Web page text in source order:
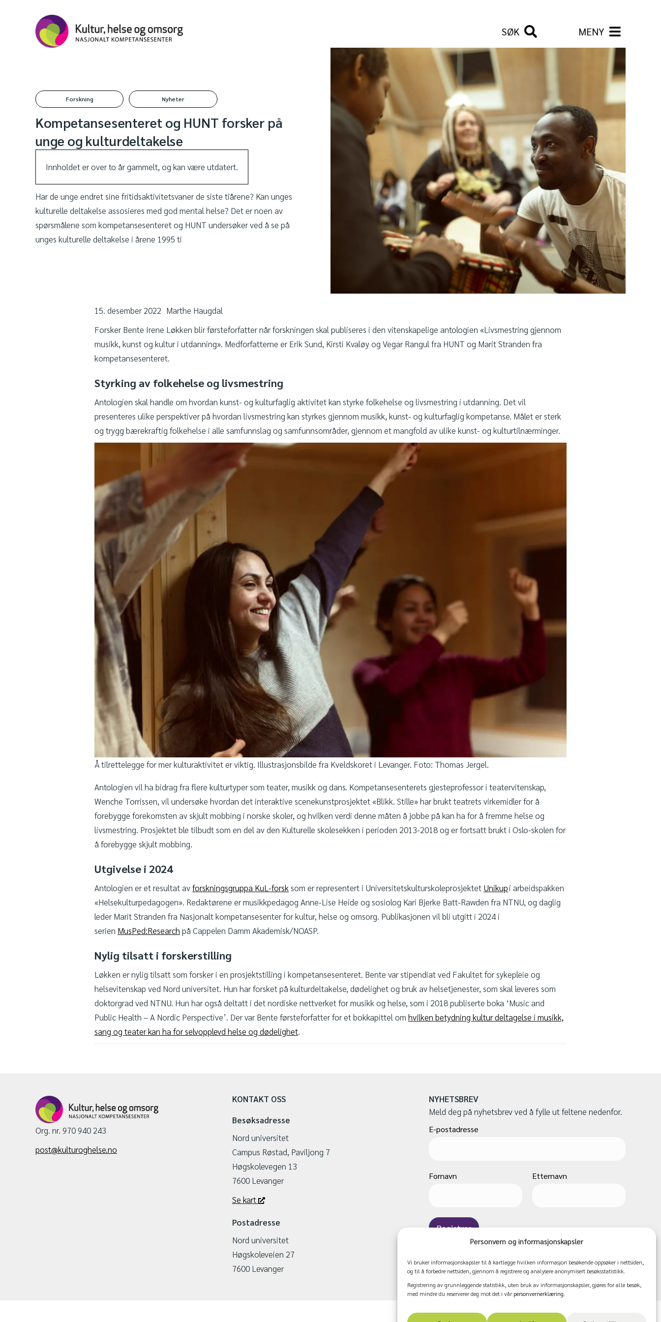
Personvern og informasjonskapsler
Vi bruker informasjonskapsler til å kartlegge hvilken informasjon besøkende oppsøker i nettsiden,
og til å forbedre nettsiden, gjennom å registrere og analysere anonymisert besøksstatistikk.
Registrering av grunnleggende statistikk, uten bruk av informasjonskapsler, gjøres for alle besøk,
med mindre du reserverer deg mot det i vår personvernerklæring
SØK MENY
Forskning Nyheter
Kompetansesenteret og HUNT forsker på
unge og kulturdeltakelse
Innholdet er over to år gammelt, og kan være utdatert.
Har de unge endret sine fritidsaktivitetsvaner de siste tiårene? Kan unges
kulturelle deltakelse assosieres med god mental helse? Det er noen av
spørsmålene som kompetansesenteret og HUNT undersøker ved å se på
unges kulturelle deltakelse i årene 1995 ti
15. desember 2022 Marthe Haugdal
Forsker Bente Irene Løkken blir førsteforfatter når forskningen skal publiseres i den vitenskapelige antologien «Livsmestring gjennom
musikk, kunst og kultur i utdanning». Medforfatterne er Erik Sund, Kirsti Kvaløy og Vegar Rangul fra HUNT og Marit Stranden fra
kompetansesenteret.
Styrking av folkehelse og livsmestring
Antologien skal handle om hvordan kunst- og kulturfaglig aktivitet kan styrke folkehelse og livsmestring i utdanning. Det vil
presenteres ulike perspektiver på hvordan livsmestring kan styrkes gjennom musikk, kunst- og kulturfaglig kompetanse. Målet er sterk
og trygg bærekraftig folkehelse i alle samfunnslag og samfunnsområder, gjennom et mangfold av ulike kunst- og kulturtilnærminger.
Å tilrettelegge for mer kulturaktivitet er viktig. Illustrasjonsbilde fra Kveldskoret i Levanger. Foto: Thomas Jergel.
Antologien vil ha bidrag fra flere kulturtyper som teater, musikk og dans. Kompetansesenterets gjesteprofessor i teatervitenskap,
Wenche Torrissen, vil undersøke hvordan det interaktive scenekunstprosjektet «Blikk. Stille» har brukt teatrets virkemidler for å
forebygge forekomsten av skjult mobbing i norske skoler, og hvilken verdi denne måten å jobbe på kan ha for å fremme helse og
livsmestring. Prosjektet ble tilbudt som en del av den Kulturelle skolesekken i perioden 2013-2018 og er fortsatt brukt i Oslo-skolen for
å forebygge skjult mobbing.
Utgivelse i 2024
Antologien er et resultat avforskningsgruppa KuL-forsksom er representert i Universitetskulturskoleprosjektet Unikupi arbeidspakken
«Helsekulturpedagogen». Redaktørene er musikkpedagog Anne-Lise Heide og sosiolog Kari Bjerke Batt-Rawden fra NTNU, og daglig
leder Marit Stranden fra Nasjonalt kompetansesenter for kultur, helse og omsorg. Publikasjonen vil bli utgitt i 2024 i
serien MusPed:Research på Cappelen Damm Akademisk/NOASP.
Nylig tilsatt i forskerstilling
Løkken er nylig tilsatt som forsker i en prosjektstilling i kompetansesenteret. Bente var stipendiat ved Fakultet for sykepleie og
helsevitenskap ved Nord universitet. Hun har forsket på kulturdeltakelse, dødelighet og bruk av helsetjenester, som skal leveres som
doktorgrad ved NTNU. Hun har også deltatt i det nordiske nettverket for musikk og helse, som i 2018 publiserte boka ‘Music and
Public Health – A Nordic Perspective’. Der var Bente førsteforfatter for et bokkapittel om hvilken betydning kultur deltagelse i musikk,
sang og teater kan ha for selvopplevd helse og dødelighet.
Org. nr. 970 940 243
post@kulturoghelse.no
KONTAKT OSS
Besøksadresse
Nord universitet
Campus Røstad, Paviljong 7
Høgskolevegen 13
7600 Levanger
Se kart
Postadresse
Nord universitet
Høgskoleveien 27
7600 Levanger
NYHETSBREV
Meld deg på nyhetsbrev ved å fylle ut feltene nedenfor.
E-postadresse
Fornavn Etternavn